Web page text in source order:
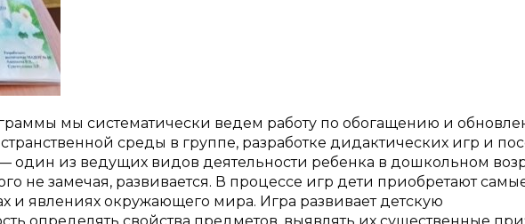
мы систематически ведем работу по обогащению и
среды в группе, разработке дидактических игр и
один из ведущих видов деятельности ребенка в дошкольном
не замечая, развивается. В процессе игр дети приобретают
и явлениях окружающего мира. Игра развивает детскую